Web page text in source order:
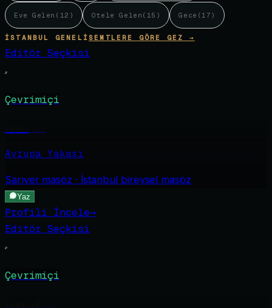
Eve Gelen ( 12 ) Otele Gelen ( 15 ) Gece (17 )
İSTANBUL GENELISEMTLERE GÖRE GEZ →
Editör Seçkisi
Çevrimiçi
Avrupa Yakası
Sarıyermasöz · İstanbul bireysel masöz
Yaz
Profili İncele→
Editör Seçkisi
Çevrimiçi